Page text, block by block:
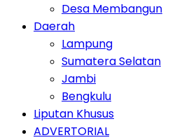
Desa Membangun
Daerah
Lampung
Sumatera Selatan
Jambi
Bengkulu
Liputan Khusus
ADVERTORIAL